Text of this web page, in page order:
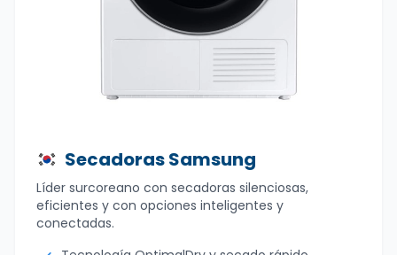
Secadoras Samsung
Líder surcoreano con secadoras silenciosas,
eficientes y con opciones inteligentes y
conectadas.